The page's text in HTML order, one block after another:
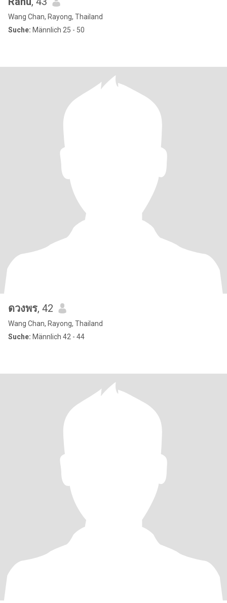
Wang Chan, Rayong, Thailand
Suche: Männlich 25 - 50
ดวงพร, 42
Wang Chan, Rayong, Thailand
Suche: Männlich 42 - 44